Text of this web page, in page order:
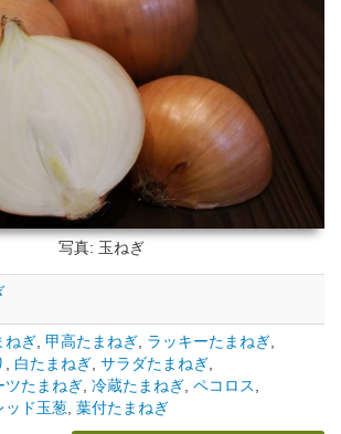
写真: 玉ねぎ
ねぎ 甲高たまねぎ ラッキーたまねぎ
白たまねぎ サラダたまねぎ
ツたまねぎ 冷蔵たまねぎ ペコロス
ッド玉葱 葉付たまねぎ